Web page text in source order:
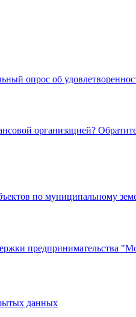
опрос об
организацией?
по муниципальному
предпринимательства
данных